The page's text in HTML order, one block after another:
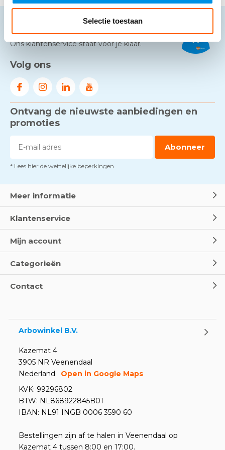
Selectie toestaan
Neem contact op
Ons klantenservice staat voor je klaar.
Volg ons
Ontvang de nieuwste aanbiedingen en
promoties
Abonneer
* Lees hier de wettelijke beperkingen
Meer informatie
Klantenservice
Mijn account
Categorieën
Contact
Arbowinkel B.V.
Kazemat 4
3905 NR Veenendaal
Nederland
Open in Google Maps
KVK: 99296802
BTW: NL868922845B01
IBAN: NL91 INGB 0006 3590 60
Bestellingen zijn af te halen in Veenendaal op
Kazemat 4 tussen 8:00 en 17:00.